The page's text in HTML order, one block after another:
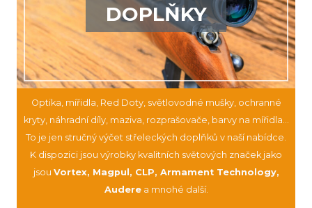
DOPLŇKY
Optika, mířidla, Red Doty, světlovodné mušky, ochranné
kryty, náhradní díly, maziva, rozprašovače, barvy na mířidla…
To je jen stručný výčet střeleckých doplňků v naší nabídce.
K dispozici jsou výrobky kvalitních světových značek jako
jsou Vortex, Magpul, CLP, Armament Technology,
Auderea mnohé další.